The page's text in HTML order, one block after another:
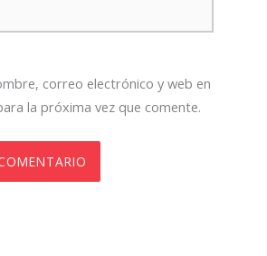
correo electrónico y web en
la próxima vez que comente.